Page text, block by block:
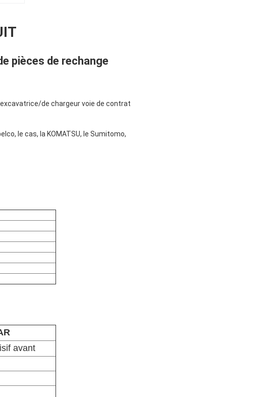
pièces de rechange
de chargeur voie de contrat
le cas, la KOMATSU, le Sumitomo,
avant